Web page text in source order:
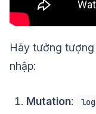
Hãy tưởng
nhập:
Mutation: